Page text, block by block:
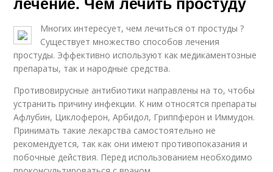
Многих интересует, чем лечиться от простуды ?
Существует множество способов лечения
простуды. Эффективно используют как медикаментозные
препараты, так и народные средства.
Противовирусные антибиотики направлены на то, чтобы
устранить причину инфекции. К ним относятся препараты
Афлубин, Циклоферон, Арбидол, Гриппферон и Иммудон.
Принимать такие лекарства самостоятельно не
рекомендуется, так как они имеют противопоказания и
побочные действия. Перед использованием необходимо